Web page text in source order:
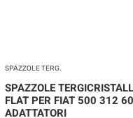
SPAZZOLE TERG.
SPAZZOLE
FLAT PER FIAT 500 312
ADATTATORI